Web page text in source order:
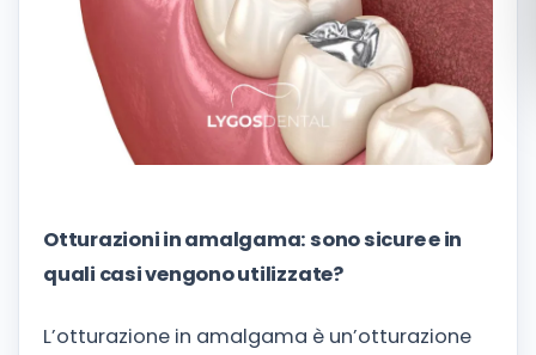
Otturazioni in amalgama: sono sicure e in
quali casi vengono utilizzate?
L’otturazione in amalgama è un’otturazione